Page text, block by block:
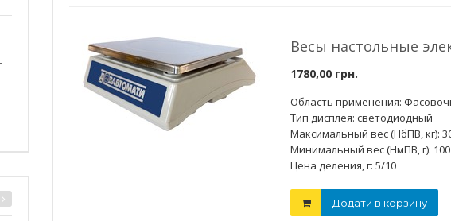
Весы настольные
1780,00 грн.
Область применения:
Тип дисплея: светодиодный
Максимальный вес (НбПВ, кг):
Минимальный вес (НмПВ, г): 100
Цена деления, г: 5/10
Додати в корзину